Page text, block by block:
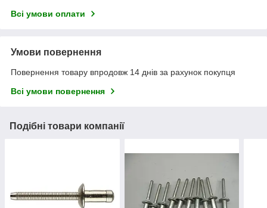
Всі умови оплати
Умови повернення
Повернення товару впродовж 14 днів за рахунок покупця
Всі умови повернення
Подібні товари компанії